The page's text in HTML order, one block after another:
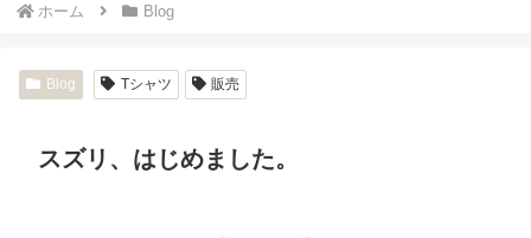
ホーム Blog
Blog Tシャツ 販売
スズリ、はじめました。